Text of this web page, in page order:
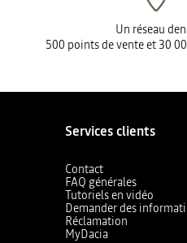
Un réseau
500 points de vente et 30
Services clients
Contact
FAQ générales
Tutoriels en vidéo
Demander des
Réclamation
MyDacia